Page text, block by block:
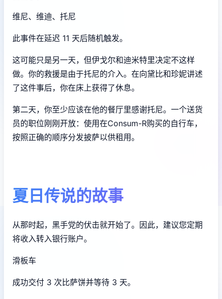
维尼、维迪、托尼
此事件在延迟 11 天后随机触发。
这可能只是另一天，但伊戈尔和迪米特里决定不这样
做。你的救援是由于托尼的介入。在向黛比和珍妮讲述
了这件事后，你在床上获得了休息。
第二天，你至少应该在他的餐厅里感谢托尼。一个送货
员的职位刚刚开放：使用在Consum-R购买的自行车，
按照正确的顺序分发披萨以供租用。
夏日传说的故事
从那时起，黑手党的伏击就开始了。因此，建议您定期
将收入转入银行账户。
滑板车
成功交付 3 次比萨饼并等待 3 天。